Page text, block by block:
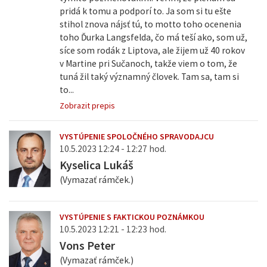
pridá k tomu a podporí to. Ja som si tu ešte
stihol znova nájsť tú, to motto toho ocenenia
toho Ďurka Langsfelda, čo má teší ako, som už,
síce som rodák z Liptova, ale žijem už 40 rokov
v Martine pri Sučanoch, takže viem o tom, že
tuná žil taký významný človek. Tam sa, tam si
to...
Zobrazit prepis
VYSTÚPENIE SPOLOČNÉHO SPRAVODAJCU
10.5.2023 12:24 - 12:27 hod.
Kyselica Lukáš
(Vymazať rámček.)
VYSTÚPENIE S FAKTICKOU POZNÁMKOU
10.5.2023 12:21 - 12:23 hod.
Vons Peter
(Vymazať rámček.)